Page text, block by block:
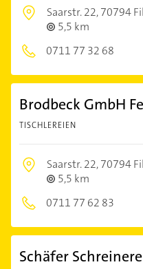
Saarstr. 22,70794
5,5 km
0711 77 32 68
Brodbeck GmbH
TISCHLEREIEN
Saarstr. 22,70794
5,5 km
0711 77 62 83
Schäfer